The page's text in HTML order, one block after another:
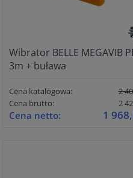
Wibrator BELLE MEGAVIB
3m + buława
Cena katalogowa:
2
Cena brutto:
2
Cena netto: 1